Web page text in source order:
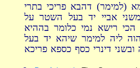
(למימר) דהבא פריכי בתרי
אביי יד בעל השטר על
הכי רישא נמי כלומר בההיא
הוה ליה למימר שיהא יד בעל
דינרי כסף כספא פריכא